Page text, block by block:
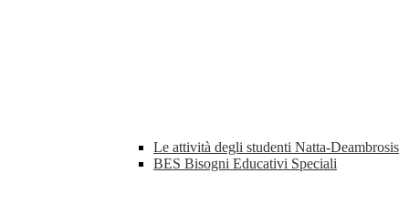
Le attività degli studenti Natta-Deambrosis
BES Bisogni Educativi Speciali